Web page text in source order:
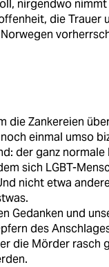
nirgendwo
die Trauer
die Zankereien
einmal umso
der ganz normale
sich LGBT-
nicht etwa
Gedanken und
des
die Mörder rasch